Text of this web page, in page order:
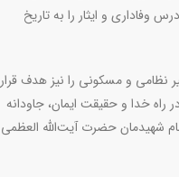
وفاداری و ایثار را به تاریخ
نظامی و مسکونی را نیز هدف قرار
راه خدا و حقیقت ایمان، جاودانه
شهیدمان حضرت آیت‌الله العظمی